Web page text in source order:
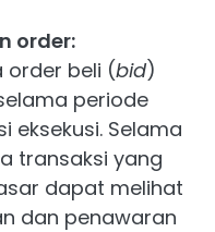
order:
order beli (bid)
periode
eksekusi. Selama
transaksi yang
dapat melihat
dan penawaran